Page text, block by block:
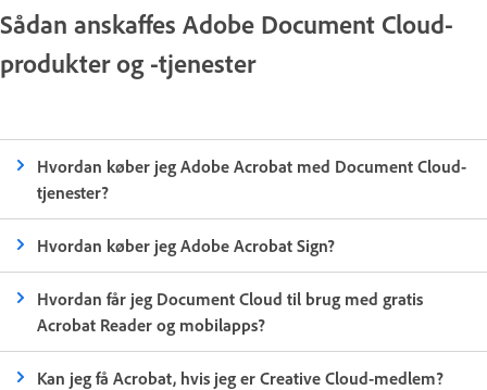
Sådan anskaffes Adobe Document Cloud-
produkter og -tjenester
Hvordan køber jeg Adobe Acrobat med Document Cloud-
tjenester?
Hvordan køber jeg Adobe Acrobat Sign?
Hvordan får jeg Document Cloud til brug med gratis
Acrobat Reader og mobilapps?
Kan jeg få Acrobat, hvis jeg er Creative Cloud-medlem?